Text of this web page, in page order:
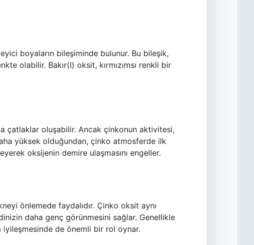
boyaların bileşiminde bulunur. Bu bileşik,
olabilir. Bakır(I) oksit, kırmızımsı renkli bir
çatlaklar oluşabilir. Ancak çinkonun aktivitesi,
yüksek olduğundan, çinko atmosferde ilk
oksijenin demire ulaşmasını engeller.
önlemede faydalıdır. Çinko oksit aynı
daha genç görünmesini sağlar. Genellikle
de önemli bir rol oynar.